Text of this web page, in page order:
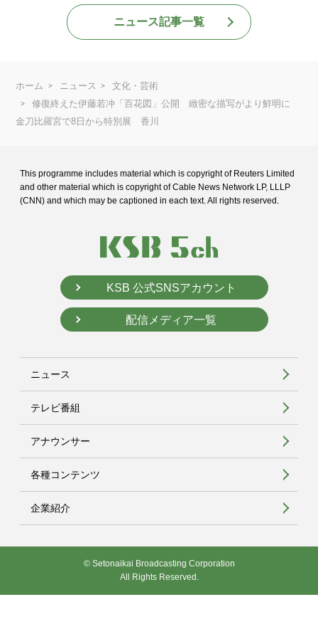
ニュース記事一覧
ホーム ニュース
文化・芸術
修復終えた伊藤若冲「百花図」公開 緻密な描写がより鮮明に
金刀比羅宮で8日から特別展 香川
This programme includes material which is copyright of Reuters Limited
and other material which is copyright of Cable News Network LP, LLLP
(CNN) and which may be captioned in each text. All rights reserved.
KSB 公式SNSアカウント
配信メディア一覧
ニュース
テレビ番組
アナウンサー
各種コンテンツ
企業紹介
© Setonaikai Broadcasting Corporation
All Rights Reserved.